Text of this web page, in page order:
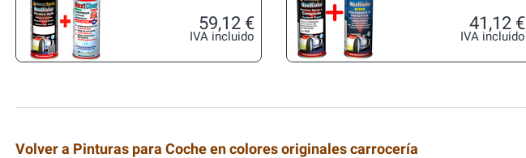
59,12 €
IVA incluido
41,12 €
IVA incluido
Volver a Pinturas para Coche en colores originales carrocería